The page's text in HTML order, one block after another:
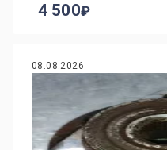
4 500
08.08.2026